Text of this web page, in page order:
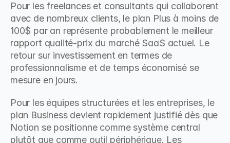
Pour les freelances et consultants qui collaborent
avec de nombreux clients, le plan Plus à moins de
100$ par an représente probablement le meilleur
rapport qualité-prix du marché SaaS actuel. Le
retour sur investissement en termes de
professionnalisme et de temps économisé se
mesure en jours.
Pour les équipes structurées et les entreprises, le
plan Business devient rapidement justifié dès que
Notion se positionne comme système central
plutôt que comme outil périphérique. Les